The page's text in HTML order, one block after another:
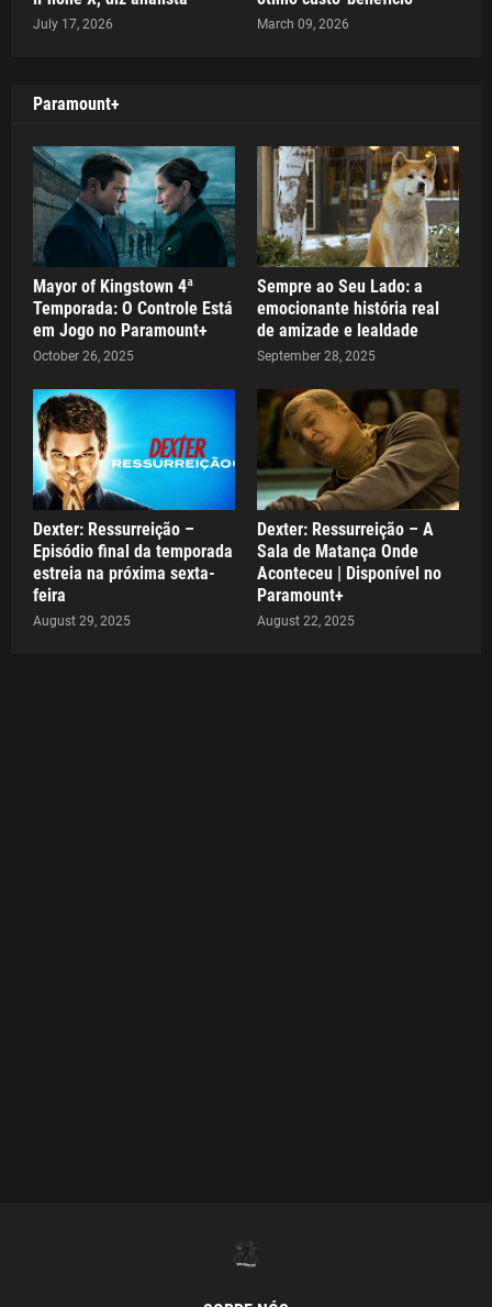
July 17, 2026 March 09, 2026
Paramount+
Mayor of Kingstown 4ª
Temporada: O Controle Está
em Jogo no Paramount+
October 26, 2025
Sempre ao Seu Lado: a
emocionante história real
de amizade e lealdade
September 28, 2025
Dexter: Ressurreição –
Episódio final da temporada
estreia na próxima sexta-
feira
August 29, 2025
Dexter: Ressurreição – A
Sala de Matança Onde
Aconteceu | Disponível no
Paramount+
August 22, 2025